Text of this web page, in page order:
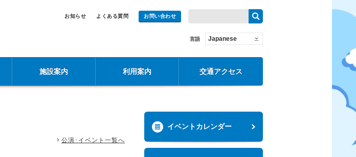
お知らせ よくある質問 お問い合わせ
言語 Japanese
施設案内 利用案内 交通アクセス
公演･イベント一覧へ
イベントカレンダー